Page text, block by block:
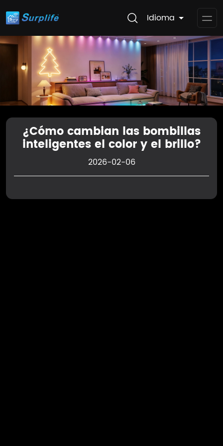
Idioma
¿Cómo cambian las bombillas
inteligentes el color y el brillo?
2026-02-06